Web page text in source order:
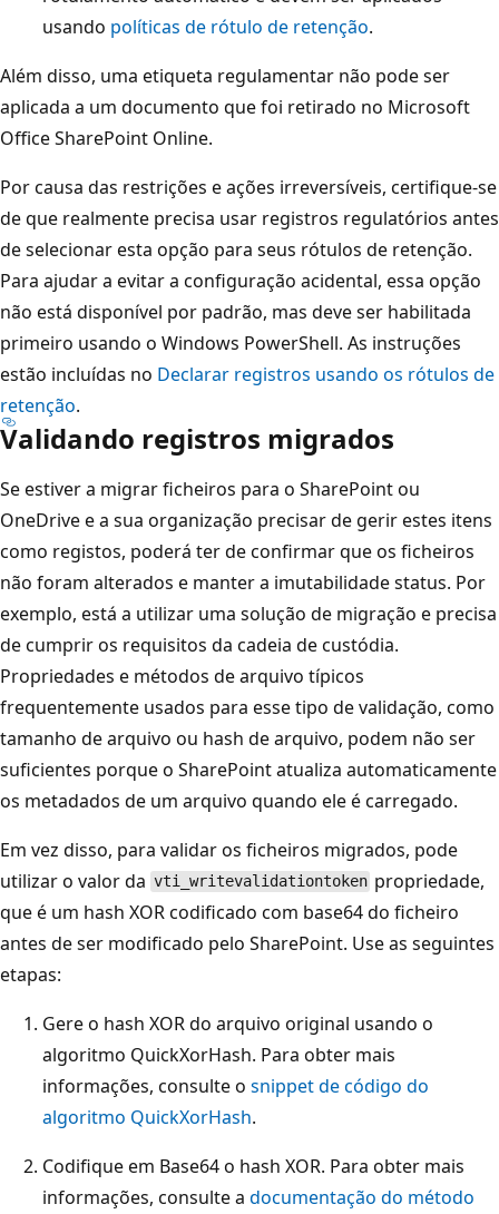
usando políticas de rótulo de retenção.
Além disso, uma etiqueta regulamentar não pode ser
aplicada a um documento que foi retirado no Microsoft
Office SharePoint Online.
Por causa das restrições e ações irreversíveis, certifique-se
de que realmente precisa usar registros regulatórios antes
de selecionar esta opção para seus rótulos de retenção.
Para ajudar a evitar a configuração acidental, essa opção
não está disponível por padrão, mas deve ser habilitada
primeiro usando o Windows PowerShell. As instruções
estão incluídas no Declarar registros usando os rótulos de
retenção.
Validando registros migrados
Se estiver a migrar ficheiros para o SharePoint ou
OneDrive e a sua organização precisar de gerir estes itens
como registos, poderá ter de confirmar que os ficheiros
não foram alterados e manter a imutabilidade status. Por
exemplo, está a utilizar uma solução de migração e precisa
de cumprir os requisitos da cadeia de custódia.
Propriedades e métodos de arquivo típicos
frequentemente usados ​​para esse tipo de validação, como
tamanho de arquivo ou hash de arquivo, podem não ser
suficientes porque o SharePoint atualiza automaticamente
os metadados de um arquivo quando ele é carregado.
Em vez disso, para validar os ficheiros migrados, pode
utilizar o valor da vti_writevalidationtoken propriedade,
que é um hash XOR codificado com base64 do ficheiro
antes de ser modificado pelo SharePoint. Use as seguintes
etapas:
Gere o hash XOR do arquivo original usando o
algoritmo QuickXorHash. Para obter mais
informações, consulte o snippet de código do
algoritmo QuickXorHash.
Codifique em Base64 o hash XOR. Para obter mais
informações, consulte a documentação do método